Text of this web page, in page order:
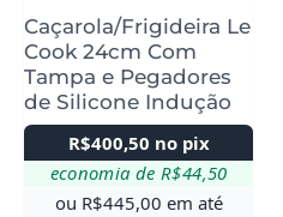
Caçarola/Frigideira Le
Cook 24cm Com
Tampa e Pegadores
de Silicone Indução
R$400,50 no pix
economia de R$44,50
ou R$445,00 em até